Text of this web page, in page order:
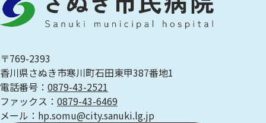
〒769-2393
香川県さぬき市寒川町石田東甲387番地1
電話番号： 0879-43-2521
ファックス： 0879-43-6469
メール：hp.somu@city.sanuki.lg.jp